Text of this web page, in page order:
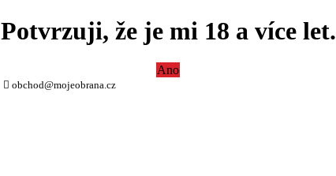
Potvrzuji, že je mi 18 a více let.
Ano
obchod@mojeobrana.cz